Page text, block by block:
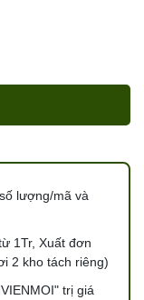
lượng/mã và
1Tr, Xuất đơn
2 kho tách riêng)
trị giá